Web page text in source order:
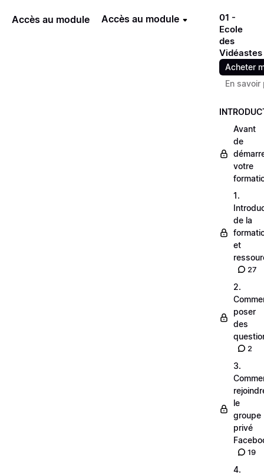
Accès au module Accès au module
01 -
Ecole
des
Vidéastes
Acheter
En savoir
Avant
de
votre
1.
de la
et
27
2.
poser
des
2
3.
le
groupe
privé
19
4.